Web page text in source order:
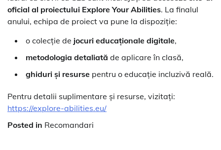
oficial al proiectului Explore Your Abilities. La finalul
anului, echipa de proiect va pune la dispoziție:
o colecție de jocuri educaționale digitale,
metodologia detaliată de aplicare în clasă,
ghiduri și resurse pentru o educație incluzivă reală.
Pentru detalii suplimentare și resurse, vizitați:
https://explore-abilities.eu/
Posted in Recomandari